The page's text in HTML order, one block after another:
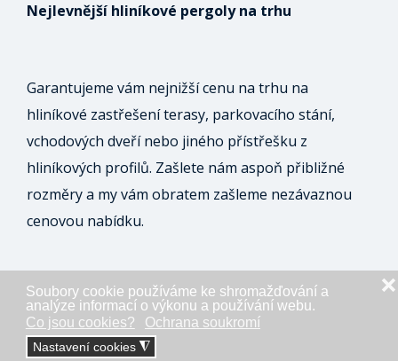
Soubory cookie používáme ke shromažďování a
analýze informací o výkonu a používání webu.
Co jsou cookies?
Ochrana soukromí
Nastavení cookies ◮
❌
Nejlevnější hliníkové pergoly na trhu
Garantujeme vám nejnižší cenu na trhu na
hliníkové zastřešení terasy, parkovacího stání,
vchodových dveří nebo jiného přístřešku z
hliníkových profilů. Zašlete nám aspoň přibližné
rozměry a my vám obratem zašleme nezávaznou
cenovou nabídku.
ODESLAT NEZÁVAZNOU POPTÁVKU